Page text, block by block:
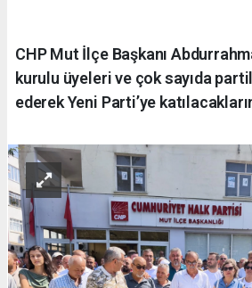
CHP Mut İlçe Başkanı
kurulu üyeleri ve çok sayıda
ederek Yeni Parti’ye